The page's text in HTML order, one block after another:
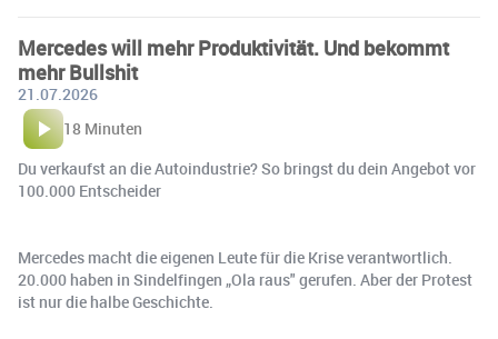
Mercedes will mehr Produktivität. Und bekommt
mehr Bullshit
21.07.2026
18 Minuten
Du verkaufst an die Autoindustrie? So bringst du dein Angebot vor
100.000 Entscheider
Mercedes macht die eigenen Leute für die Krise verantwortlich.
20.000 haben in Sindelfingen „Ola raus" gerufen. Aber der Protest
ist nur die halbe Geschichte.